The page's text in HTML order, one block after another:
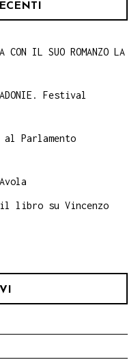
IL SUO ROMANZO LA
Festival
Parlamento
il libro su Vincenzo